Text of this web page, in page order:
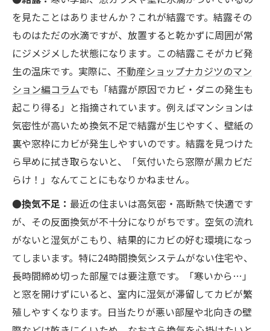
を見たことはありませんか？これが結露です。結露その
ものはただの水滴ですが、放置すると乾かずに周囲が常
にジメジメした状態になります​。この結露こそがカビ発
生の温床です。実際に、 不動産ショップナカジツのマン
ション編コラムでも「結露が原因でカビ・ダニの発生も
起こり得る」と指摘されています​。例えばマンションは
気密性が高いため換気不足で結露が生じやすく、壁紙の
裏や窓枠にカビが発生しやすいのです​。結露を見つけた
ら早めに拭き取らないと、「気付いたら窓際が黒カビだ
らけ！」なんてことにもなりかねません。
●換気不足： 最近の住まいは高気密・高断熱で快適です
が、その反面換気が不十分になりがちです​。空気の流れ
がないと湿気がこもり、結果的にカビの好む環境になっ
てしまいます。特に24時間換気システムがない住宅や、
長時間締め切った部屋では要注意です。「寒いから…」
と窓を開けずにいると、室内に湿気が滞留してカビが繁
殖しやすくなります。日当たりが悪い部屋や北向きの壁